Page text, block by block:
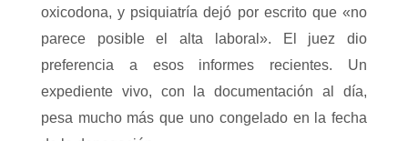
oxicodona, y psiquiatría dejó por escrito que «no
parece posible el alta laboral». El juez dio
preferencia a esos informes recientes. Un
expediente vivo, con la documentación al día,
pesa mucho más que uno congelado en la fecha